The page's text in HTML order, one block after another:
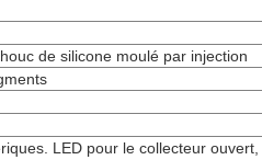
de silicone moulé par injection
LED pour le collecteur